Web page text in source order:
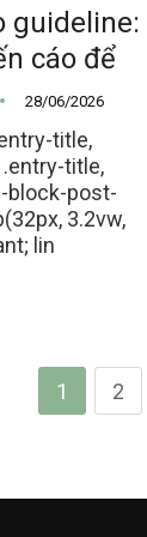
guideline:
cáo để
28/06/2026
title,
title,
block-post-
3.2vw,
lin
1 2